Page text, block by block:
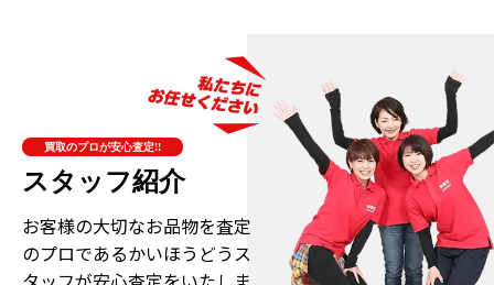
買取のプロが安心査定!!
スタッフ紹介
お客様の大切なお品物を査定
のプロであるかいほうどうス